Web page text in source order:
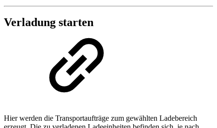
Verladung starten
Hier werden die Transportaufträge zum gewählten Ladebereich